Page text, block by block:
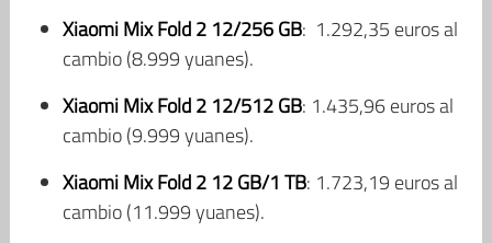
Xiaomi Mix Fold 2 12/256 GB: 1.292,35 euros al
cambio (8.999 yuanes).
Xiaomi Mix Fold 2 12/512 GB: 1.435,96 euros al
cambio (9.999 yuanes).
Xiaomi Mix Fold 2 12 GB/1 TB: 1.723,19 euros al
cambio (11.999 yuanes).